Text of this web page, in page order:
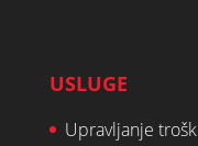
USLUGE
Upravljanje